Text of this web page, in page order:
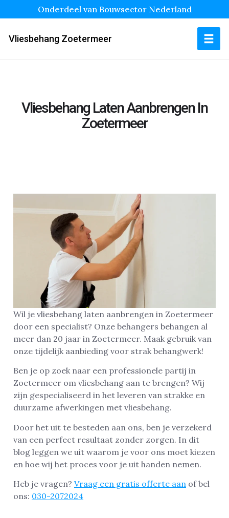
Onderdeel van Bouwsector Nederland
Vliesbehang Zoetermeer
Vliesbehang Laten Aanbrengen In
Zoetermeer
Wil je vliesbehang laten aanbrengen in Zoetermeer
door een specialist? Onze behangers behangen al
meer dan 20 jaar in Zoetermeer. Maak gebruik van
onze tijdelijk aanbieding voor strak behangwerk!
Ben je op zoek naar een professionele partij in
Zoetermeer om vliesbehang aan te brengen? Wij
zijn gespecialiseerd in het leveren van strakke en
duurzame afwerkingen met vliesbehang.
Door het uit te besteden aan ons, ben je verzekerd
van een perfect resultaat zonder zorgen. In dit
blog leggen we uit waarom je voor ons moet kiezen
en hoe wij het proces voor je uit handen nemen.
Heb je vragen? Vraag een gratis offerte aan of bel
ons: 030-2072024